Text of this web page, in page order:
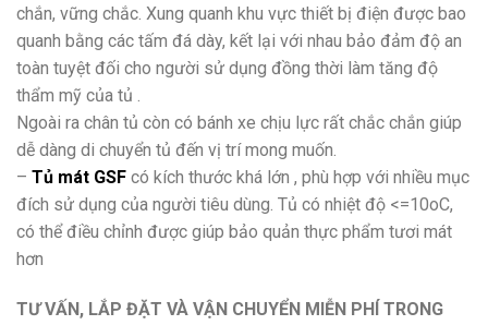
chắn, vững chắc. Xung quanh khu vực thiết bị điện được bao
quanh bằng các tấm đá dày, kết lại với nhau bảo đảm độ an
toàn tuyệt đối cho người sử dụng đồng thời làm tăng độ
thẩm mỹ của tủ .
Ngoài ra chân tủ còn có bánh xe chịu lực rất chắc chắn giúp
dễ dàng di chuyển tủ đến vị trí mong muốn.
– Tủ mát GSF có kích thước khá lớn , phù hợp với nhiều mục
đích sử dụng của người tiêu dùng. Tủ có nhiệt độ <=10oC,
có thể điều chỉnh được giúp bảo quản thực phẩm tươi mát
hơn
TƯ VẤN, LẮP ĐẶT VÀ VẬN CHUYỂN MIỄN PHÍ TRONG